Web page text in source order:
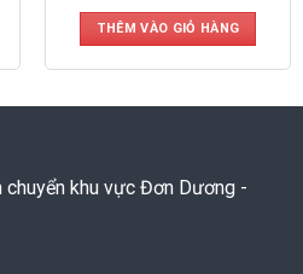
THÊM VÀO GIỎ HÀNG
chuyển khu vực Đơn Dương -